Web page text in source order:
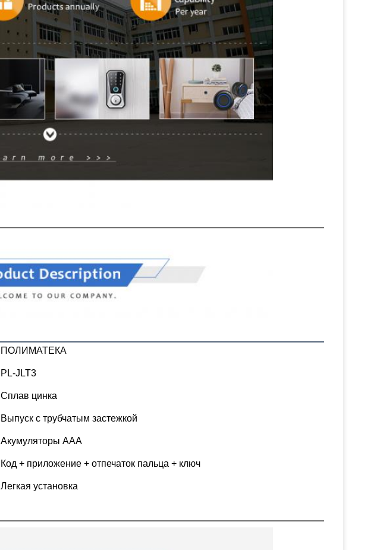
ПОЛИМАТЕКА
PL-JLT3
Сплав цинка
Выпуск с трубчатым застежкой
Акумуляторы AAA
Код + приложение + отпечаток пальца + ключ
Легкая установка